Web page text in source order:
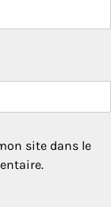
site dans le